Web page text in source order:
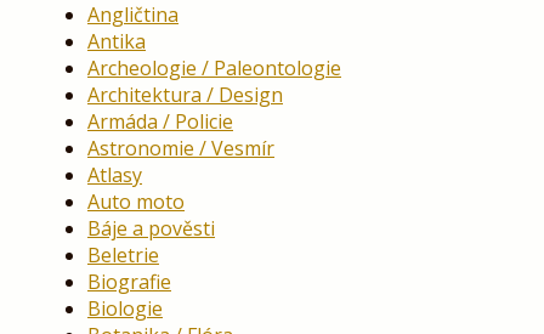
Angličtina
Antika
Archeologie / Paleontologie
Architektura / Design
Armáda / Policie
Astronomie / Vesmír
Atlasy
Auto moto
Báje a pověsti
Beletrie
Biografie
Biologie